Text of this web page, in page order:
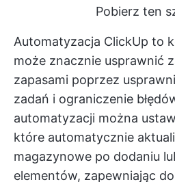
Pobierz ten
Automatyzacja ClickUp to
może znacznie usprawnić
zapasami poprzez
zadań i ograniczenie
automatyzacji można
które automatycznie
magazynowe po dodaniu
elementów, zapewniając